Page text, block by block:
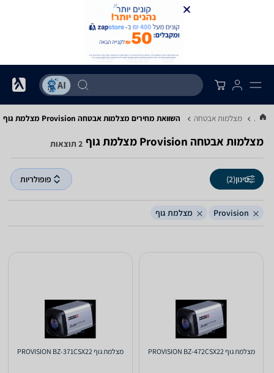
... מצלמות אבטחה השוואת מחירים מצלמות אבטחה ‏Provision ‏מצלמת גוף
מצלמות אבטחה ‏Provision ‏מצלמת גוף 2 תוצאות
סינון(2) פופולריות
Provision מצלמת גוף
מצלמת גוף PROVISION BZ-472CSX22 מצלמת גוף PROVISION BZ-371CSX22